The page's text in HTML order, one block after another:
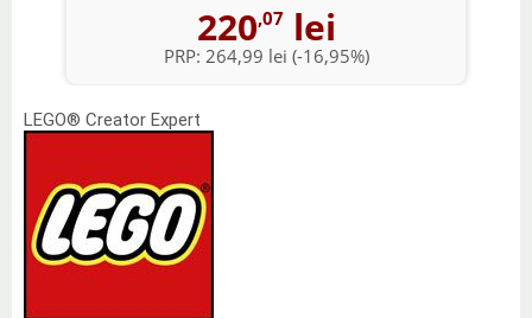
220,07lei
PRP: 264,99 lei (-16,95%)
LEGO® Creator Expert